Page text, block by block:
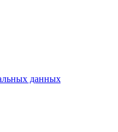
данных